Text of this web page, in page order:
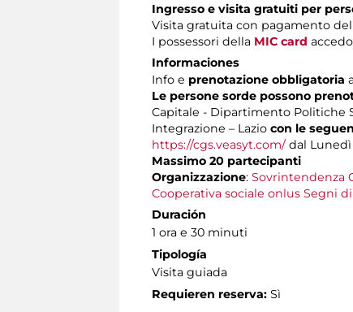
Ingresso e visita gratuiti per
Visita gratuita con pagamento del
I possessori della MIC card
Informaciones
Info e prenotazione obbligatoria
Le persone sorde possono
Capitale - Dipartimento Politiche
Integrazione – Lazio con le
https://cgs.veasyt.com/dal Lunedì
Massimo 20 partecipanti
Organizzazione: Sovrintendenza
Cooperativa sociale onlus Segni
Duración
1 ora e 30 minuti
Tipología
Visita guiada
Requieren reserva: Sì